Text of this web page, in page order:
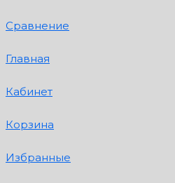
Сравнение
Главная
Кабинет
Корзина
Избранные